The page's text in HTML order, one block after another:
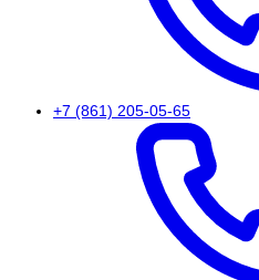
+7 (861) 205-05-65